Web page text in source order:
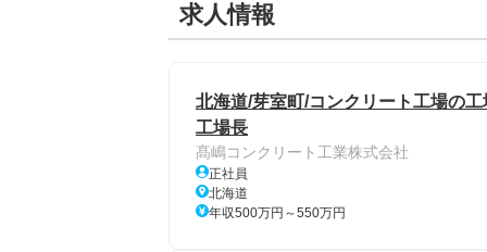
求人情報
北海道/芽室町/コンクリート工場の
工場長
髙嶋コンクリート工業株式会社
正社員
北海道
年収500万円～550万円